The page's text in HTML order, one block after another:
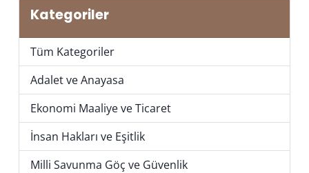
Kategoriler
Tüm Kategoriler
Adalet ve Anayasa
Ekonomi Maaliye ve Ticaret
İnsan Hakları ve Eşitlik
Milli Savunma Göç ve Güvenlik